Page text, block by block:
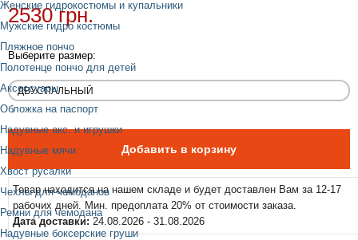
Женские гидрокостюмы и купальники
Мужские гидро костюмы
Пляжное пончо
Полотенце пончо для детей
Аксессуары
Обложка на паспорт
Надувные акс. и игрушки
Надувные мячи
Хвост русалки
Чехлы для чемоданов
Ремни для чемодана
Надувные боксерские груши
2530 грн.
Выберите размер:
Товар находится на нашем складе и будет доставлен Вам за 12-17
рабочих дней. Мин. предоплата 20% от стоимости заказа.
Дата доставки: 24.08.2026 - 31.08.2026